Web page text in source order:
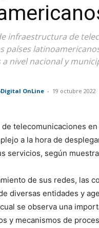
infraestructura de
países
nivel nacional y
OnLine - 19 octubre 2022
telecomunicaciones
a la hora de
servicios, según
de sus redes, las
diversas entidades y
se observa una
y mecanismos de